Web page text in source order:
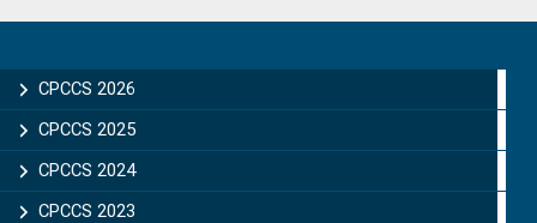
Sidebar
CPCCS 2026
CPCCS 2025
CPCCS 2024
CPCCS 2023